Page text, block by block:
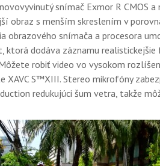
snímač Exmor R CMOS a
obraz s menším skreslením v
obrazového snímača a procesora
ktorá dodáva záznamu realistickejšie
robiť video vo vysokom
S™XIII. Stereo mikrofóny
redukujúci šum vetra, takže